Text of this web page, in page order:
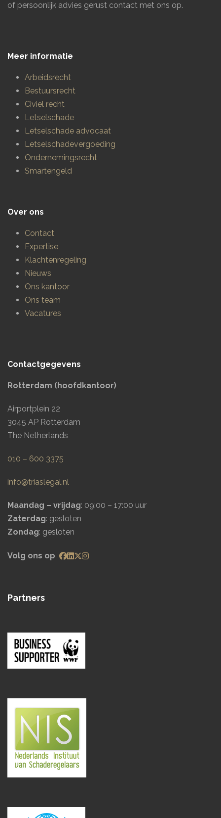
of persoonlijk advies gerust contact met ons op.
Meer informatie
Arbeidsrecht
Bestuursrecht
Civiel recht
Letselschade
Letselschade advocaat
Letselschadevergoeding
Ondernemingsrecht
Smartengeld
Over ons
Contact
Expertise
Klachtenregeling
Nieuws
Ons kantoor
Ons team
Vacatures
Contactgegevens
Rotterdam (hoofdkantoor)
Airportplein 22
3045 AP Rotterdam
The Netherlands
010 – 600 3375
info@triaslegal.nl
Maandag – vrijdag: 09:00 – 17:00 uur
Zaterdag: gesloten
Zondag: gesloten
Volg ons op
Partners